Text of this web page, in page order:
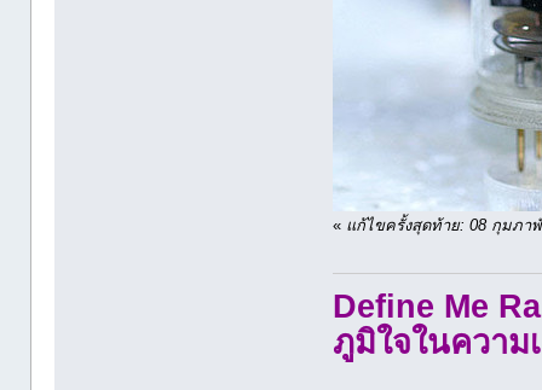
« แก้ไขครั้งสุดท้าย: 08 กุมภา
Define Me
ภูมิใจในความ